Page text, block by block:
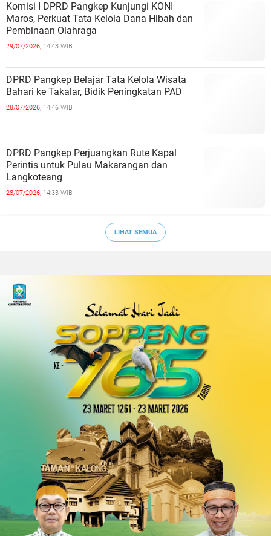
Komisi I DPRD Pangkep Kunjungi KONI
Maros, Perkuat Tata Kelola Dana Hibah dan
Pembinaan Olahraga
29/07/2026, 14:43 WIB
DPRD Pangkep Belajar Tata Kelola Wisata
Bahari ke Takalar, Bidik Peningkatan PAD
28/07/2026, 14:46 WIB
DPRD Pangkep Perjuangkan Rute Kapal
Perintis untuk Pulau Makarangan dan
Langkoteang
28/07/2026, 14:33 WIB
LIHAT SEMUA